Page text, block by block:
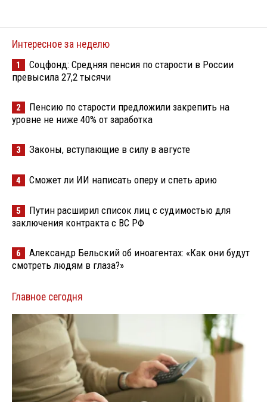
Интересное за неделю
1
Соцфонд: Средняя пенсия по старости в России
превысила 27,2 тысячи
2
Пенсию по старости предложили закрепить на
уровне не ниже 40% от заработка
3 Законы, вступающие в силу в августе
4 Сможет ли ИИ написать оперу и спеть арию
5
Путин расширил список лиц с судимостью для
заключения контракта с ВС РФ
6
Александр Бельский об иноагентах: «Как они будут
смотреть людям в глаза?»
Главное сегодня